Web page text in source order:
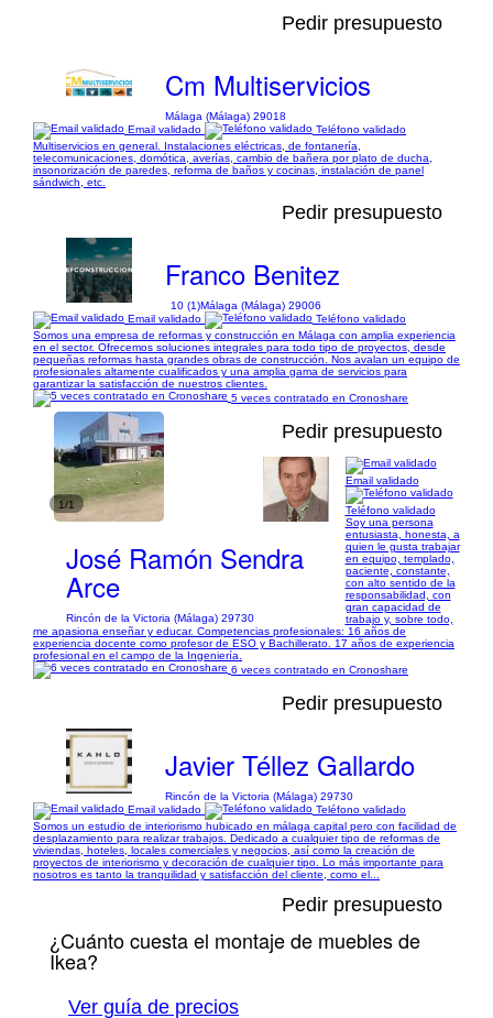
Pedir presupuesto
Cm Multiservicios
Málaga (Málaga) 29018
Email validado
Teléfono validado
Multiservicios en general. Instalaciones eléctricas, de fontanería,
telecomunicaciones, domótica, averías, cambio de bañera por plato de ducha,
insonorización de paredes, reforma de baños y cocinas, instalación de panel
sándwich, etc.
Pedir presupuesto
Franco Benitez
10 (1)Málaga (Málaga) 29006
Email validado
Teléfono validado
Somos una empresa de reformas y construcción en Málaga con amplia experiencia
en el sector. Ofrecemos soluciones integrales para todo tipo de proyectos, desde
pequeñas reformas hasta grandes obras de construcción. Nos avalan un equipo de
profesionales altamente cualificados y una amplia gama de servicios para
garantizar la satisfacción de nuestros clientes.
5 veces contratado en Cronoshare
1/1
Pedir presupuesto
José Ramón Sendra
Arce
Rincón de la Victoria (Málaga) 29730
Email validado
Teléfono validado
Soy una persona
entusiasta, honesta, a
quien le gusta trabajar
en equipo, templado,
paciente, constante,
con alto sentido de la
responsabilidad, con
gran capacidad de
trabajo y, sobre todo,
me apasiona enseñar y educar. Competencias profesionales: 16 años de
experiencia docente como profesor de ESO y Bachillerato. 17 años de experiencia
profesional en el campo de la Ingeniería.
6 veces contratado en Cronoshare
Pedir presupuesto
Javier Téllez Gallardo
Rincón de la Victoria (Málaga) 29730
Email validado
Teléfono validado
Somos un estudio de interiorismo hubicado en málaga capital pero con facilidad de
desplazamiento para realizar trabajos. Dedicado a cualquier tipo de reformas de
viviendas, hoteles, locales comerciales y negocios, así como la creación de
proyectos de interiorismo y decoración de cualquier tipo. Lo más importante para
nosotros es tanto la tranquilidad y satisfacción del cliente, como el...
Pedir presupuesto
¿Cuánto cuesta el montaje de muebles de
Ikea?
Ver guía de precios